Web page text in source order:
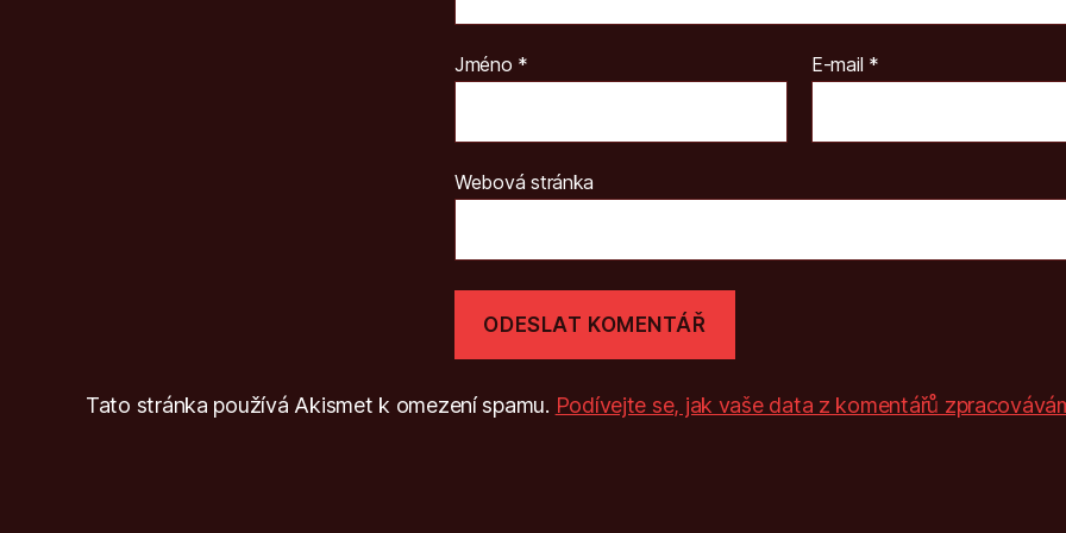
Jméno * E-mail *
Webová stránka
Tato stránka používá Akismet k omezení spamu. Podívejte se, jak vaše data z komentářů